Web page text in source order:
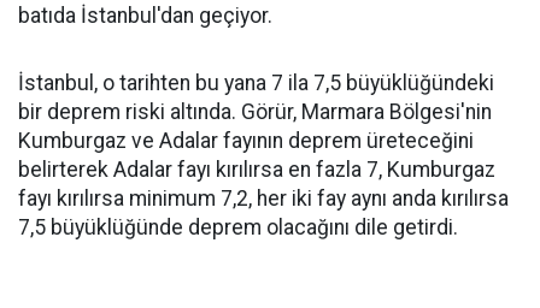
batıda İstanbul'dan geçiyor.
İstanbul, o tarihten bu yana 7 ila 7,5 büyüklüğündeki
bir deprem riski altında. Görür, Marmara Bölgesi'nin
Kumburgaz ve Adalar fayının deprem üreteceğini
belirterek Adalar fayı kırılırsa en fazla 7, Kumburgaz
fayı kırılırsa minimum 7,2, her iki fay aynı anda kırılırsa
7,5 büyüklüğünde deprem olacağını dile getirdi.